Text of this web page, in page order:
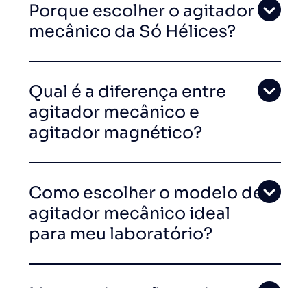
Porque escolher o agitador
mecânico da Só Hélices?
Qual é a diferença entre
agitador mecânico e
agitador magnético?
Como escolher o modelo de
agitador mecânico ideal
para meu laboratório?